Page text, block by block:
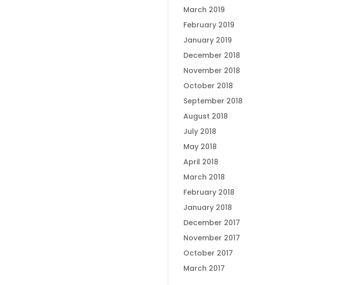
March 2019
February 2019
January 2019
December 2018
November 2018
October 2018
September 2018
August 2018
July 2018
May 2018
April 2018
March 2018
February 2018
January 2018
December 2017
November 2017
October 2017
March 2017